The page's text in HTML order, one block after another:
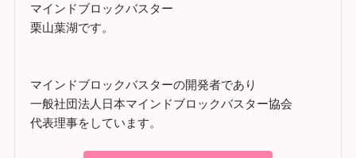
マインドブロックバスター
栗山葉湖です。
マインドブロックバスターの開発者であり
一般社団法人日本マインドブロックバスター協会
代表理事をしています。